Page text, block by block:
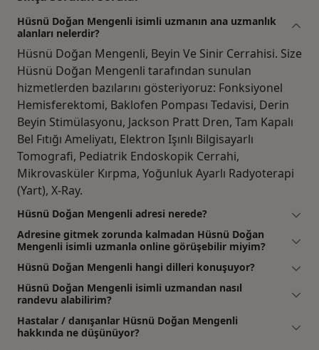
Hüsnü Doğan Mengenli isimli uzmanın ana uzmanlık
alanları nelerdir?
Hüsnü Doğan Mengenli, Beyin Ve Sinir Cerrahisi. Size
Hüsnü Doğan Mengenli tarafından sunulan
hizmetlerden bazılarını gösteriyoruz: Fonksiyonel
Hemisferektomi, Baklofen Pompası Tedavisi, Derin
Beyin Stimülasyonu, Jackson Pratt Dren, Tam Kapalı
Bel Fıtığı Ameliyatı, Elektron Işınlı Bilgisayarlı
Tomografi, Pediatrik Endoskopik Cerrahi,
Mikrovasküler Kırpma, Yoğunluk Ayarlı Radyoterapi
(Yart), X-Ray.
Hüsnü Doğan Mengenli adresi nerede?
Adresine gitmek zorunda kalmadan Hüsnü Doğan
Mengenli isimli uzmanla online görüşebilir miyim?
Hüsnü Doğan Mengenli hangi dilleri konuşuyor?
Hüsnü Doğan Mengenli isimli uzmandan nasıl
randevu alabilirim?
Hastalar / danışanlar Hüsnü Doğan Mengenli
hakkında ne düşünüyor?